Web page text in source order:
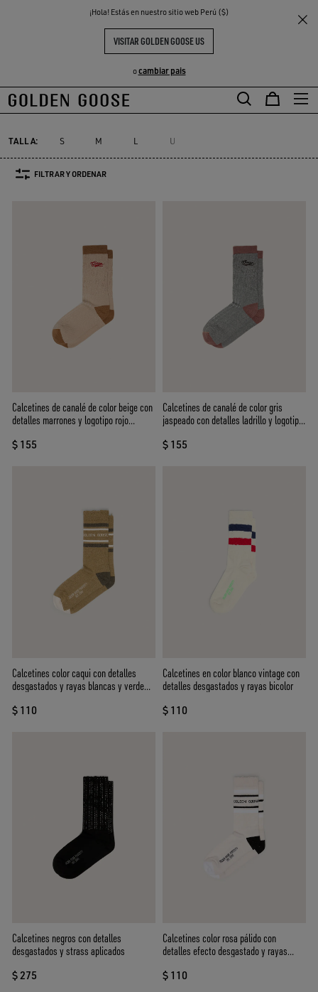
¡Hola! Estás en nuestro sitio web Perú ($)
VISITAR GOLDEN GOOSE US
ocambiar pais
THE
COMMUNITY
Complementos Calcetines
CALCETINES HOMBRE
Calcetines Cinturones Pañuelos y fulares
TALLA: S M L U
FILTRAR Y ORDENAR
Calcetines de canalé de color beige con
detalles marrones y logotipo rojo
$ 155
Calcetines de canalé de color gris
jaspeado con detalles ladrillo y logotipo
$ 155
Calcetines color caqui con detalles
desgastados y rayas blancas y verde
$ 110
Calcetines en color blanco vintage con
detalles desgastados y rayas bicolor
$ 110
Calcetines negros con detalles
desgastados y strass aplicados
$ 275
Calcetines color rosa pálido con
detalles efecto desgastado y rayas
$ 110